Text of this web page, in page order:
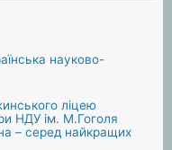
науково-
ліцею
НДУ ім. М.Гоголя
– серед найкращих